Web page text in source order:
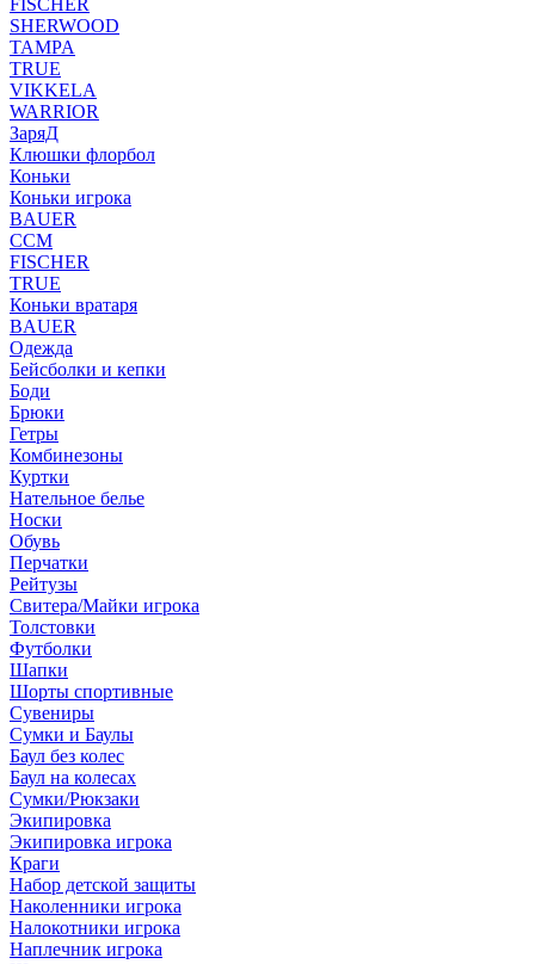
FISCHER
SHERWOOD
TAMPA
TRUE
VIKKELA
WARRIOR
ЗаряД
Клюшки флорбол
Коньки
Коньки игрока
BAUER
CCM
FISCHER
TRUE
Коньки вратаря
BAUER
Одежда
Бейсболки и кепки
Боди
Брюки
Гетры
Комбинезоны
Куртки
Нательное белье
Носки
Обувь
Перчатки
Рейтузы
Свитера/Майки игрока
Толстовки
Футболки
Шапки
Шорты спортивные
Сувениры
Сумки и Баулы
Баул без колес
Баул на колесах
Сумки/Рюкзаки
Экипировка
Экипировка игрока
Краги
Набор детской защиты
Наколенники игрока
Налокотники игрока
Наплечник игрока